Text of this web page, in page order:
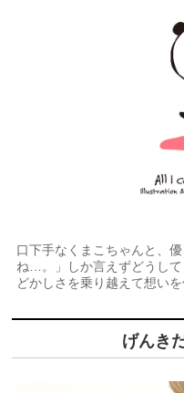
口下手なくまこちゃんと、
ね…。」しか言えずどうし
どかしさを乗り越えて想い
げんき